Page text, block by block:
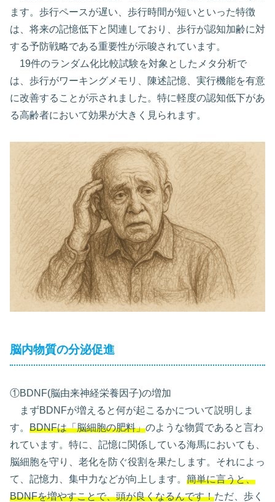
ます。歩行ペースが遅い、歩行時間が短いといった特徴
は、将来の記憶低下と関連しており、歩行が認知加齢に対
する予防戦略である重要性が示唆されています。
19件のランダム化比較試験を対象としたメタ分析で
は、歩行がワーキングメモリ、陳述記憶、実行機能を有意
に改善することが示されました。特に軽度の認知低下があ
る高齢者において効果が大きく見られます。
脳内物質の分泌促進
①BDNF(脳由来神経栄養因子)の増加
まずBDNFが増えると何が起こるかについて説明しま
す。 BDNFは「脳細胞の肥料」のような物質であると言わ
れています。特に、記憶に関係している海馬においても、
脳細胞を守り、老化を防ぐ役割を果たします。それによっ
て、記憶力、集中力などが向上します。 簡単に言うと、
BDNFを増やすことで、頭が良くなるんです！ただ、歩く